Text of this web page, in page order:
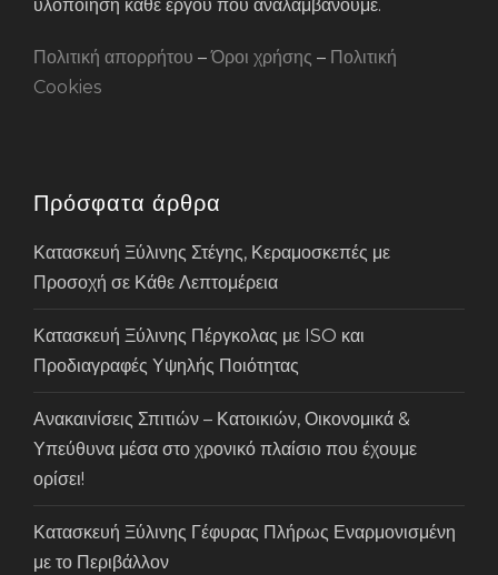
υλοποίηση κάθε έργου που αναλαμβάνουμε.
Πολιτική απορρήτου –Όροι χρήσης – Πολιτική
Cookies
Πρόσφατα άρθρα
Κατασκευή Ξύλινης Στέγης, Κεραμοσκεπές με
Προσοχή σε Κάθε Λεπτομέρεια
Κατασκευή Ξύλινης Πέργκολας με ISO και
Προδιαγραφές Υψηλής Ποιότητας
Ανακαινίσεις Σπιτιών – Κατοικιών, Οικονομικά &
Υπεύθυνα μέσα στο χρονικό πλαίσιο που έχουμε
ορίσει!
Κατασκευή Ξύλινης Γέφυρας Πλήρως Εναρμονισμένη
με το Περιβάλλον